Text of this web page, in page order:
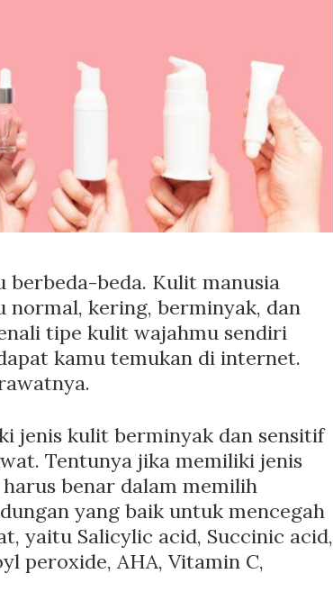
beda. Kulit manusia
kering, berminyak, dan
tipe kulit wajahmu sendiri
kamu temukan di internet.
jenis kulit berminyak dan sensitif
Tentunya jika memiliki jenis
benar dalam memilih
yang baik untuk mencegah
yaitu Salicylic acid, Succinic acid,
peroxide, AHA, Vitamin C,